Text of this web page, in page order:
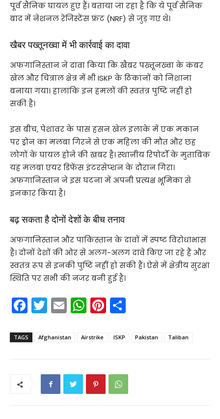
पूर्व सैनिक घायल हुए हैं। बताया जा रहा है कि ये पूर्व सैनिक
बाद में नेशनल रेजिस्टेंस फ्रंट (NRF) से जुड़ गए थे।
खैबर पख्तूनख्वा में भी कार्रवाई का दावा
अफगानिस्तान ने दावा किया कि खैबर पख्तूनख्वा के कंबर
खेल और चित्राल क्षेत्र में भी ISKP के ठिकानों को निशाना
बनाया गया। हालांकि इन हमलों की स्वतंत्र पुष्टि नहीं हो
सकी है।
इस बीच, पेशावर के पास हसन खेल इलाके में एक मकान
पर ड्रोन का मलबा गिरने से एक महिला की मौत और छह
लोगों के घायल होने की खबर है। स्थानीय रिपोर्टों के मुताबिक
यह मलबा एयर डिफेंस इंटरसेप्शन के दौरान गिरा।
अफगानिस्तान ने इस घटना में अपनी प्रत्यक्ष भूमिका से
इनकार किया है।
बढ़ सकता है दोनों देशों के बीच तनाव
अफगानिस्तान और पाकिस्तान के दावों में स्पष्ट विरोधाभास
है। दोनों देशों की ओर से अलग-अलग दावे किए जा रहे हैं और
स्वतंत्र रूप से इनकी पुष्टि नहीं हो सकी है। ऐसे में क्षेत्रीय सुरक्षा
स्थिति पर सभी की नजर बनी हुई है।
F
c
T
itt
E
ai
W
a
A
p
p
Pi
er
st
ar
TAGS Afghanistan Airstrike ISKP Pakistan Taliban